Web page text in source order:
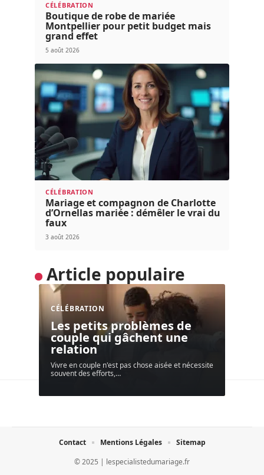
CÉLÉBRATION
Boutique de robe de mariée
Montpellier pour petit budget mais
grand effet
5 août 2026
CÉLÉBRATION
Mariage et compagnon de Charlotte
d’Ornellas mariée : démêler le vrai du
faux
3 août 2026
Article populaire
CÉLÉBRATION
Les petits problèmes de
couple qui gâchent une
relation
Vivre en couple n'est pas chose aisée et nécessite
souvent des efforts,…
© 2025 | lespecialistedumariage.fr
Contact Mentions Légales Sitemap